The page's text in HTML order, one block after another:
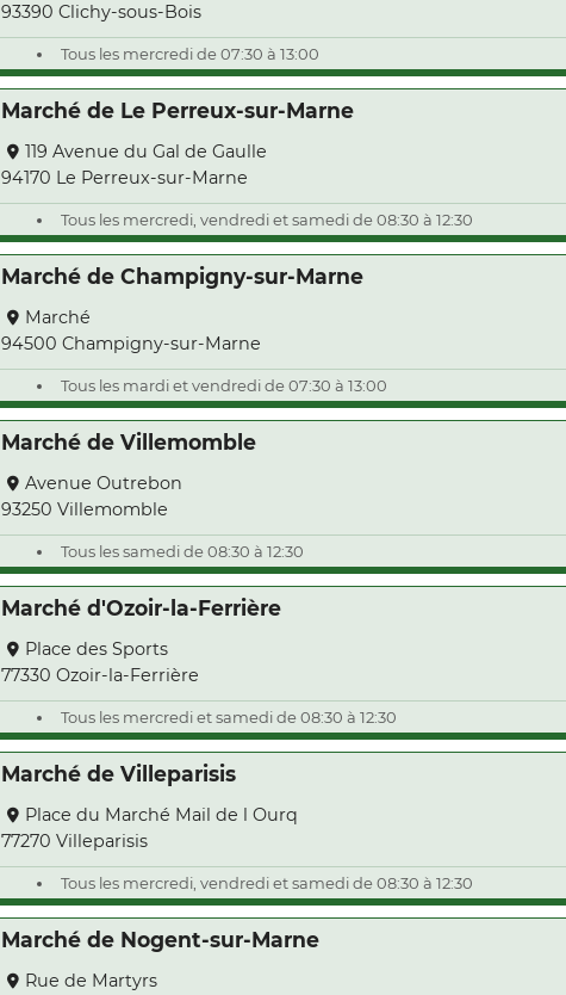
93390 Clichy-sous-Bois
Tous les mercredi de 07:30 à 13:00
Marché de Le Perreux-sur-Marne
119 Avenue du Gal de Gaulle
94170 Le Perreux-sur-Marne
Tous les mercredi, vendredi et samedi de 08:30 à 12:30
Marché de Champigny-sur-Marne
Marché
94500 Champigny-sur-Marne
Tous les mardi et vendredi de 07:30 à 13:00
Marché de Villemomble
Avenue Outrebon
93250 Villemomble
Tous les samedi de 08:30 à 12:30
Marché d'Ozoir-la-Ferrière
Place des Sports
77330 Ozoir-la-Ferrière
Tous les mercredi et samedi de 08:30 à 12:30
Marché de Villeparisis
Place du Marché Mail de l Ourq
77270 Villeparisis
Tous les mercredi, vendredi et samedi de 08:30 à 12:30
Marché de Nogent-sur-Marne
Rue de Martyrs